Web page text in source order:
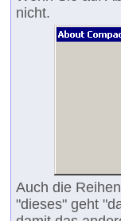
nicht.
Auch die
"dieses" geht